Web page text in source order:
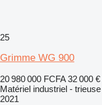
25
Grimme WG 900
20 980 000 FCFA 32 000 €
Matériel industriel - trieuse
2021